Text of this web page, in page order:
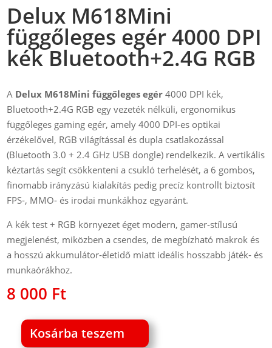
Delux M618Mini
függőleges egér 4000 DPI
kék Bluetooth+2.4G RGB
A Delux M618Mini függőleges egér 4000 DPI kék,
Bluetooth+2.4G RGB egy vezeték nélküli, ergonomikus
függőleges gaming egér, amely 4000 DPI‑es optikai
érzékelővel, RGB világítással és dupla csatlakozással
(Bluetooth 3.0 + 2.4 GHz USB dongle) rendelkezik. A vertikális
kéztartás segít csökkenteni a csukló terhelését, a 6 gombos,
finomabb irányzású kialakítás pedig precíz kontrollt biztosít
FPS‑, MMO‑ és irodai munkákhoz egyaránt.
A kék test + RGB környezet éget modern, gamer‑stílusú
megjelenést, miközben a csendes, de megbízható makrok és
a hosszú akkumulátor‑életidő miatt ideális hosszabb játék‑ és
munkaórákhoz.
8 000 Ft
DeluxKosárba teszem